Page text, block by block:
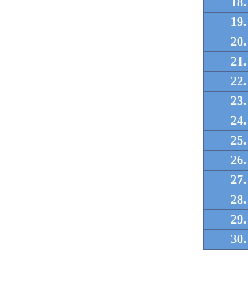
19.
20.
21.
22.
23.
24.
25.
26.
27.
28.
29.
30.